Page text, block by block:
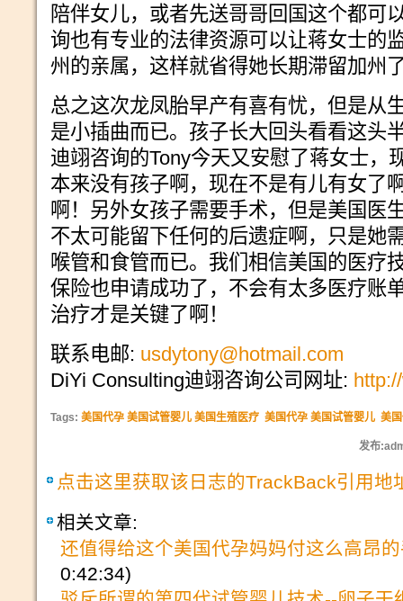
陪伴女儿，或者先送哥哥回国这个都可
询也有专业的法律资源可以让蒋女士的
州的亲属，这样就省得她长期滞留加州
总之这次龙凤胎早产有喜有忧，但是从
是小插曲而已。孩子长大回头看看这头
迪翊咨询的Tony今天又安慰了蒋女士，
本来没有孩子啊，现在不是有儿有女了
啊！另外女孩子需要手术，但是美国医
不太可能留下任何的后遗症啊，只是她
喉管和食管而已。我们相信美国的医疗
保险也申请成功了，不会有太多医疗账
治疗才是关键了啊！
联系电邮: usdytony@hotmail.com
DiYi Consulting迪翊咨询公司网址:
Tags: 美国代孕 美国试管婴儿 美国生殖医疗 美国代孕 美国试管婴儿 美
发布
点击这里获取该日志的TrackBack引用地
相关文章:
还值得给这个美国代孕妈妈付这么高昂
0:42:34)